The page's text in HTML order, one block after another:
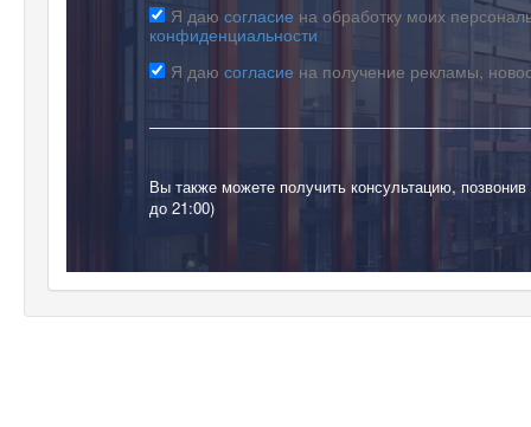
Я даю согласие на обработку моих
конфиденциальности
Я даю согласие на получение рекламы,
Вы также можете получить консультацию,
до 21:00)